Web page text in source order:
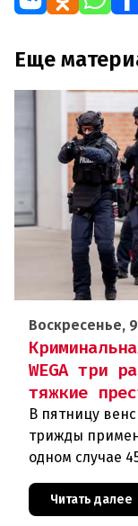
Еще
Воскресенье, 9
WEGA три
тяжкие
В пятницу
трижды
одном случае
набросился на
Читать далее